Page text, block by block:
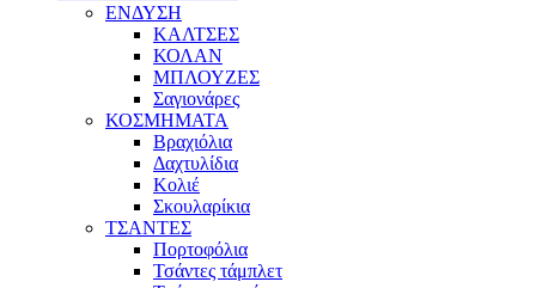
ΕΝΔΥΣΗ
ΚΑΛΤΣΕΣ
ΚΟΛΑΝ
ΜΠΛΟΥΖΕΣ
Σαγιονάρες
ΚΟΣΜΗΜΑΤΑ
Βραχιόλια
Δαχτυλίδια
Κολιέ
Σκουλαρίκια
ΤΣΑΝΤΕΣ
Πορτοφόλια
Τσάντες τάμπλετ